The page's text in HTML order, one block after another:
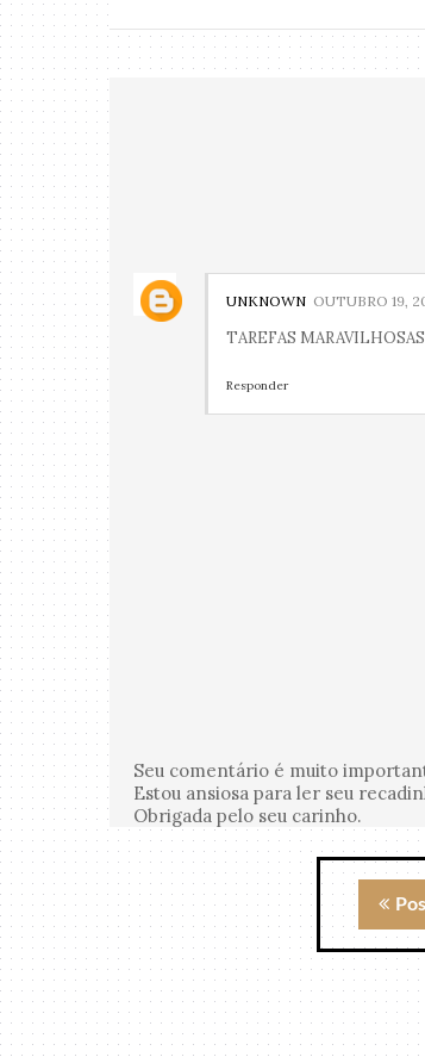
UNKNOWN OUTUBRO 19,
TAREFAS
Responder
Seu comentário é muito
Estou ansiosa para ler seu
Obrigada pelo seu carinho.